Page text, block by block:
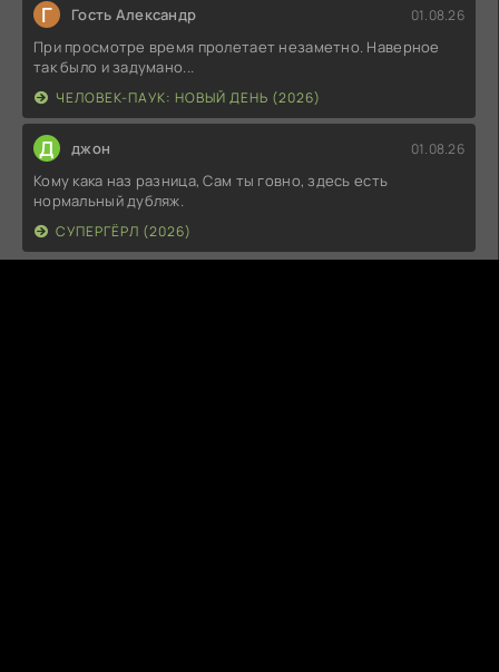
Г Гость Александр 01.08.26
При просмотре время пролетает незаметно. Наверное
так было и задумано...
ЧЕЛОВЕК-ПАУК: НОВЫЙ ДЕНЬ (2026)
Д джон 01.08.26
Кому кака наз разница, Сам ты говно, здесь есть
нормальный дубляж.
СУПЕРГЁРЛ (2026)